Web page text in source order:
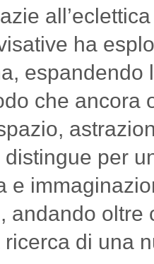
ha
espandendo
che ancora
per
e
andando oltre
di una